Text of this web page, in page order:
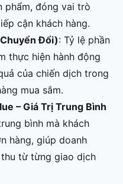
phẩm, đóng vai trò
cận khách hàng.
Đổi): Tỷ lệ phần
thực hiện hành động
của chiến dịch trong
mua sắm.
– Giá Trị Trung Bình
bình mà khách
hàng, giúp doanh
từ từng giao dịch